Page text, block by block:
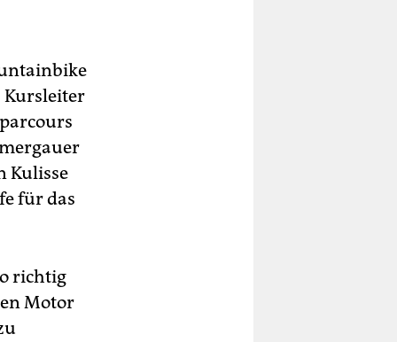
Kursleiter
Kulisse
für das
richtig
Motor